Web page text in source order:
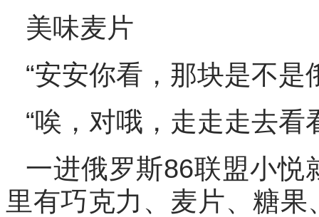
美味麦片
“安安你看，那块是不是
“唉，对哦，走走走去看
一进俄罗斯86联盟小悦
里有巧克力、麦片、糖